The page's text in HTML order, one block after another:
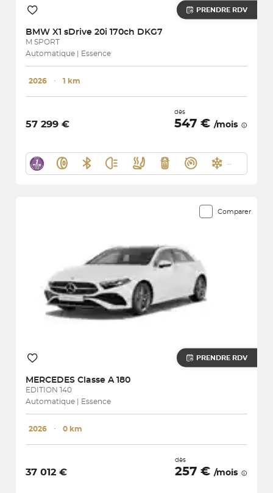
PRENDRE RDV
BMW X1 sDrive 20i 170ch DKG7
M SPORT
Automatique | Essence
2026 ･ 1 km
57 299 €
dès
547 € /mois
Comparer
PRENDRE RDV
MERCEDES Classe A 180
EDITION 140
Automatique | Essence
2026 ･ 0 km
37 012 €
dès
257 € /mois